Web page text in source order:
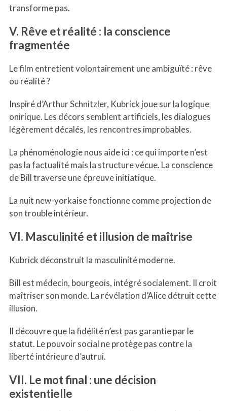
transforme pas.
V. Rêve et réalité : la conscience
fragmentée
Le film entretient volontairement une ambiguïté : rêve
ou réalité ?
Inspiré d’Arthur Schnitzler, Kubrick joue sur la logique
onirique. Les décors semblent artificiels, les dialogues
légèrement décalés, les rencontres improbables.
La phénoménologie nous aide ici : ce qui importe n’est
pas la factualité mais la structure vécue. La conscience
de Bill traverse une épreuve initiatique.
La nuit new-yorkaise fonctionne comme projection de
son trouble intérieur.
VI. Masculinité et illusion de maîtrise
Kubrick déconstruit la masculinité moderne.
Bill est médecin, bourgeois, intégré socialement. Il croit
maîtriser son monde. La révélation d’Alice détruit cette
illusion.
Il découvre que la fidélité n’est pas garantie par le
statut. Le pouvoir social ne protège pas contre la
liberté intérieure d’autrui.
VII. Le mot final : une décision
existentielle